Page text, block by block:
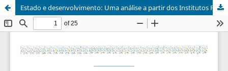
Estado e desenvolvimento: Uma análise a partir dos Institutos Federais de Educação, Ciência e Tecnologia